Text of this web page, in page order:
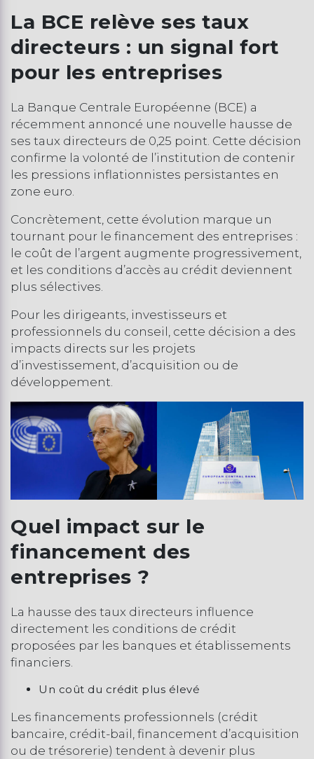
La BCE relève ses taux
directeurs : un signal fort
pour les entreprises
La Banque Centrale Européenne (BCE) a
récemment annoncé une nouvelle hausse de
ses taux directeurs de 0,25 point. Cette décision
confirme la volonté de l’institution de contenir
les pressions inflationnistes persistantes en
zone euro.
Concrètement, cette évolution marque un
tournant pour le financement des entreprises :
le coût de l’argent augmente progressivement,
et les conditions d’accès au crédit deviennent
plus sélectives.
Pour les dirigeants, investisseurs et
professionnels du conseil, cette décision a des
impacts directs sur les projets
d’investissement, d’acquisition ou de
développement.
Quel impact sur le
financement des
entreprises ?
La hausse des taux directeurs influence
directement les conditions de crédit
proposées par les banques et établissements
financiers.
Un coût du crédit plus élevé
Les financements professionnels (crédit
bancaire, crédit-bail, financement d’acquisition
ou de trésorerie) tendent à devenir plus